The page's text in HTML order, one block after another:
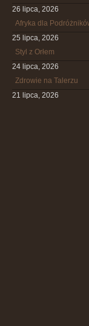
26 lipca, 2026
Afryka dla
25 lipca, 2026
Styl z Orłem
24 lipca, 2026
Zdrowie na Talerzu
21 lipca, 2026